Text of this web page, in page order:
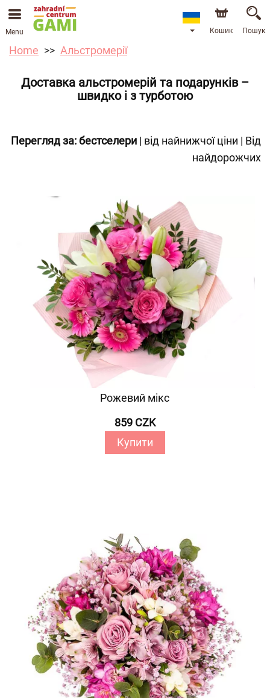
Menu Кошик Пошук
Home Альстромерії
Доставка альстромерій та подарунків –
швидко і з турботою
Перегляд за:бестселери | від найнижчої ціни | Від
найдорожчих
Рожевий мікс
859 CZK
Купити